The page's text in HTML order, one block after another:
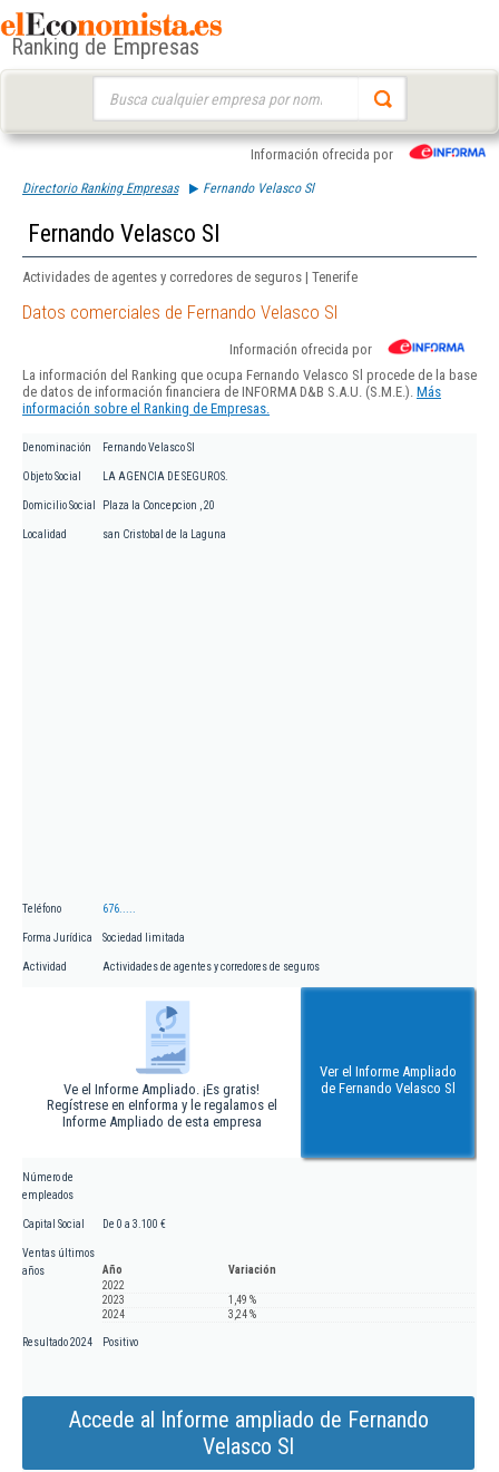
Ranking de Empresas
Información ofrecida por
Directorio Ranking Empresas Fernando Velasco Sl
Fernando Velasco Sl
Actividades de agentes y corredores de seguros | Tenerife
Datos comerciales de Fernando Velasco Sl
Información ofrecida por
La información del Ranking que ocupa Fernando Velasco Sl procede de la base
de datos de información financiera de INFORMA D&B S.A.U. (S.M.E.). Más
información sobre el Ranking de Empresas.
Denominación Fernando Velasco Sl
Objeto Social LA AGENCIA DE SEGUROS.
Domicilio Social Plaza la Concepcion , 20
Localidad san Cristobal de la Laguna
Teléfono 676.....
Forma Jurídica Sociedad limitada
Actividad Actividades de agentes y corredores de seguros
Ve el Informe Ampliado. ¡Es gratis!
Regístrese en eInforma y le regalamos el
Informe Ampliado de esta empresa
Ver el Informe Ampliado
de Fernando Velasco Sl
Número de
empleados
Capital Social De 0 a 3.100 €
Ventas últimos
años
Año
Variación
2022
2023
1,49 %
2024
3,24 %
Resultado 2024 Positivo
Accede al Informe ampliado de Fernando
Velasco Sl